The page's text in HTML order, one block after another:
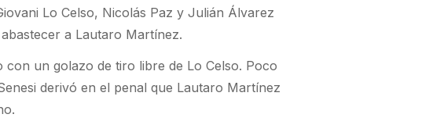
Lo Celso, Nicolás Paz y Julián Álvarez
a Lautaro Martínez.
un golazo de tiro libre de Lo Celso. Poco
derivó en el penal que Lautaro Martínez